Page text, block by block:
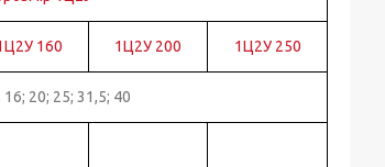
160 1Ц2У 200 1Ц2У 250
16; 20; 25; 31,5; 40